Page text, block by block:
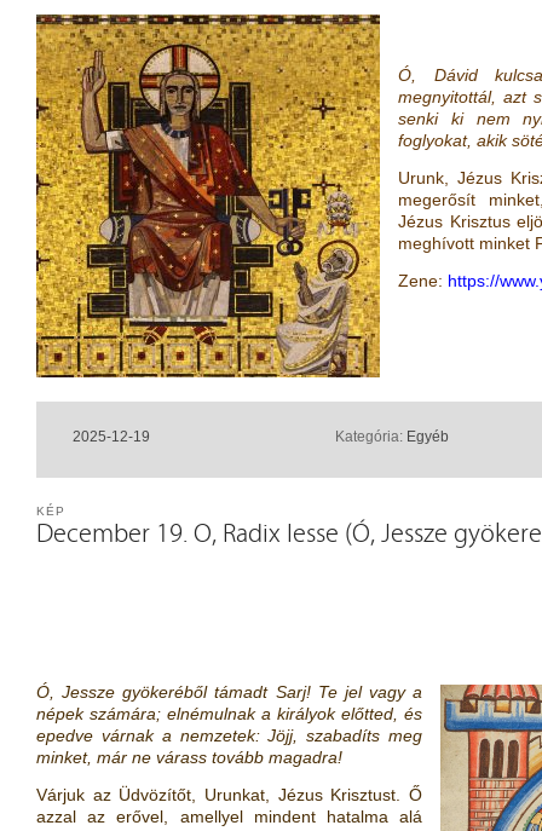
Ó, Dávid
megnyitottál, azt
senki ki nem
foglyokat, akik
Urunk, Jézus
megerősít
Jézus Krisztus
meghívott minket
Zene: https://
2025-12-19 Kategória: Egyéb
December 19. O, Radix Iesse (Ó, Jessze
KÉP
Ó, Jessze gyökeréből támadt Sarj! Te jel vagy a
népek számára; elnémulnak a királyok előtted, és
epedve várnak a nemzetek: Jöjj, szabadíts meg
minket, már ne várass tovább magadra!
Várjuk az Üdvözítőt, Urunkat, Jézus Krisztust. Ő
azzal az erővel, amellyel mindent hatalma alá